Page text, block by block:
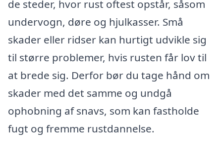
de steder, hvor rust oftest opstår, såsom
undervogn, døre og hjulkasser. Små
skader eller ridser kan hurtigt udvikle sig
til større problemer, hvis rusten får lov til
at brede sig. Derfor bør du tage hånd om
skader med det samme og undgå
ophobning af snavs, som kan fastholde
fugt og fremme rustdannelse.